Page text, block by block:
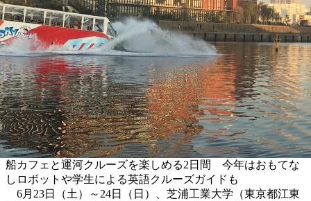
船カフェと運河クルーズを楽しめる2日間 今年はおもてな
しロボットや学生による英語クルーズガイドも
6月23日（土）～24日（日）、芝浦工業大学（東京都江東